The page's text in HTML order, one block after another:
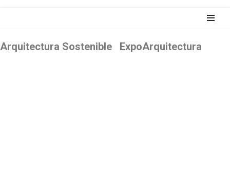
al
Arquitectura Sostenible ExpoArquitectura